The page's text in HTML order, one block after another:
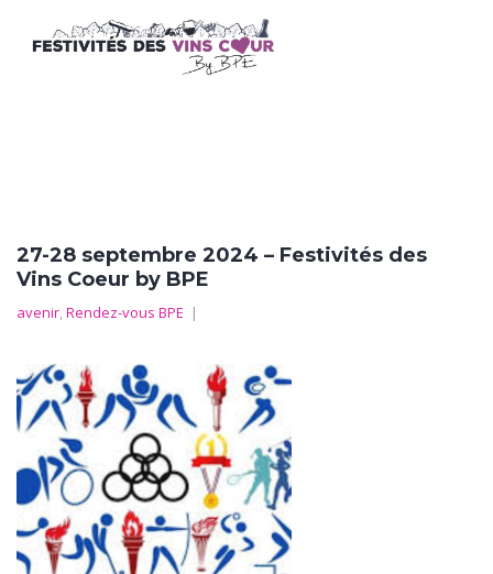
27-28 septembre 2024 – Festivités des
Vins Coeur by BPE
avenir, Rendez-vous BPE |